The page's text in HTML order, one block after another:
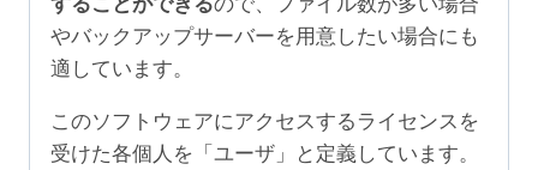
やバックアップサーバーを用意したい場合にも
適しています。
このソフトウェアにアクセスするライセンスを
受けた各個人を「ユーザ」と定義しています。